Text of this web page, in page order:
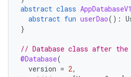
abstract class AppDatabaseV1
abstract fun userDao():
}
// Database class after the
@Database(
version = 2,